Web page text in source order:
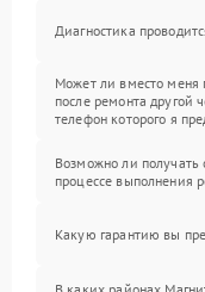
Диагностика
Может ли вместо меня
после ремонта другой
телефон которого я
Возможно ли получать
процессе выполнения
Какую гарантию вы